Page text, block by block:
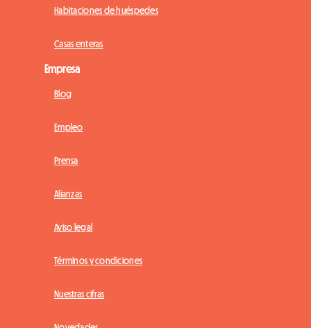
Habitaciones de huéspedes
Casas enteras
Empresa
Blog
Empleo
Prensa
Alianzas
Aviso legal
Términos y condiciones
Nuestras cifras